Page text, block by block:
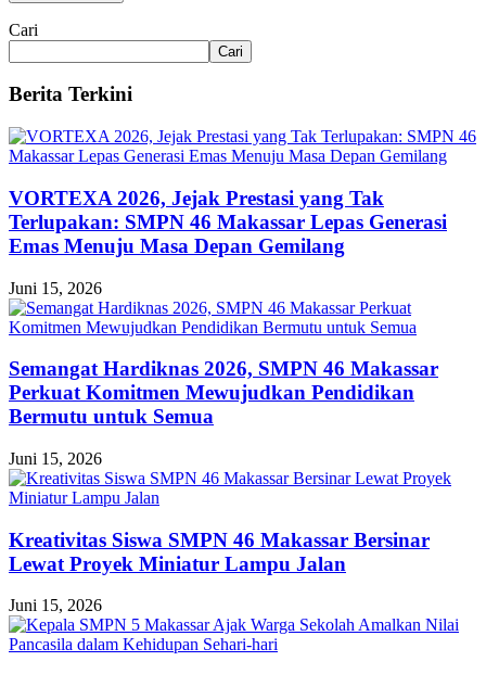
Cari
Cari
Berita Terkini
VORTEXA 2026, Jejak Prestasi yang Tak
Terlupakan: SMPN 46 Makassar Lepas Generasi
Emas Menuju Masa Depan Gemilang
Juni 15, 2026
Semangat Hardiknas 2026, SMPN 46 Makassar
Perkuat Komitmen Mewujudkan Pendidikan
Bermutu untuk Semua
Juni 15, 2026
Kreativitas Siswa SMPN 46 Makassar Bersinar
Lewat Proyek Miniatur Lampu Jalan
Juni 15, 2026